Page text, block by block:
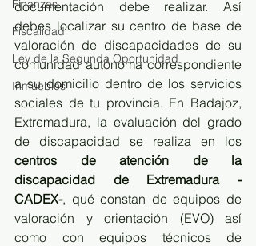
Finanzas
Fiscalidad
Ley de la Segunda Oportunidad
Inmuebles
documentación debe realizar. Así
debes localizar su centro de base de
valoración de discapacidades de su
comunidad autónoma correspondiente
a su domicilio dentro de los servicios
sociales de tu provincia. En Badajoz,
Extremadura, la evaluación del grado
centros de atención de la
discapacidad de Extremadura -
CADEX-, qué constan de equipos de
valoración y orientación (EVO) así
como con equipos técnicos de